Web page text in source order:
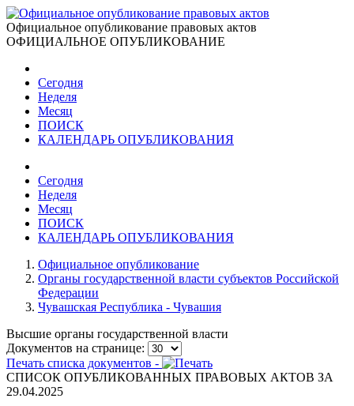
Официальное опубликование правовых актов
ОФИЦИАЛЬНОЕ ОПУБЛИКОВАНИЕ
Сегодня
Неделя
Месяц
ПОИСК
КАЛЕНДАРЬ ОПУБЛИКОВАНИЯ
Сегодня
Неделя
Месяц
ПОИСК
КАЛЕНДАРЬ ОПУБЛИКОВАНИЯ
Официальное опубликование
Органы государственной власти субъектов Российской
Федерации
Чувашская Республика - Чувашия
Высшие органы государственной власти
Документов на странице:
Печать списка документов -
СПИСОК ОПУБЛИКОВАННЫХ ПРАВОВЫХ АКТОВ ЗА
29.04.2025